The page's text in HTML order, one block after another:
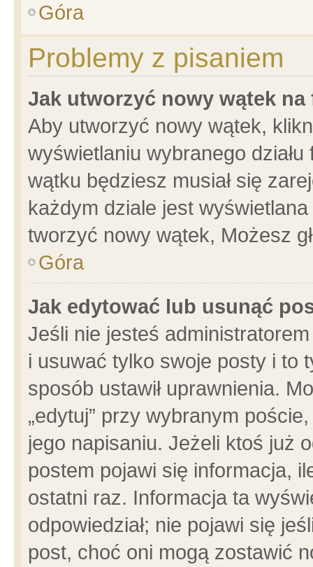
Góra
Problemy z pisaniem
Jak utworzyć nowy wątek na
Aby utworzyć nowy wątek,
wyświetlaniu wybranego
wątku będziesz musiał się
każdym dziale jest
tworzyć nowy wątek, Możesz
Góra
Jak edytować lub usunąć
Jeśli nie jesteś
i usuwać tylko swoje posty i to
sposób ustawił uprawnienia.
„edytuj” przy wybranym
jego napisaniu. Jeżeli ktoś już
postem pojawi się informacja,
ostatni raz. Informacja ta
odpowiedział; nie pojawi się
post, choć oni mogą zostawić